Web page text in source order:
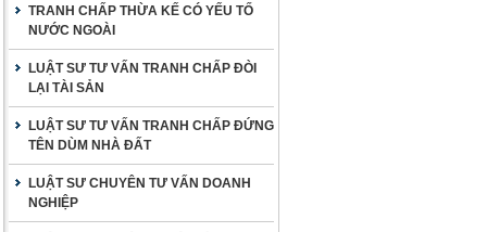
TRANH CHẤP THỪA KẾ CÓ YẾU TỐ
NƯỚC NGOÀI
LUẬT SƯ TƯ VẤN TRANH CHẤP ĐÒI
LẠI TÀI SẢN
LUẬT SƯ TƯ VẤN TRANH CHẤP ĐỨNG
TÊN DÙM NHÀ ĐẤT
LUẬT SƯ CHUYÊN TƯ VẤN DOANH
NGHIỆP